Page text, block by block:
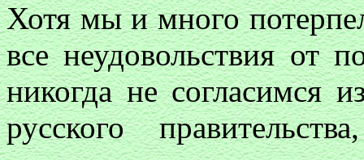
Хотя мы и много
все неудовольствия от
никогда не согласимся
русского